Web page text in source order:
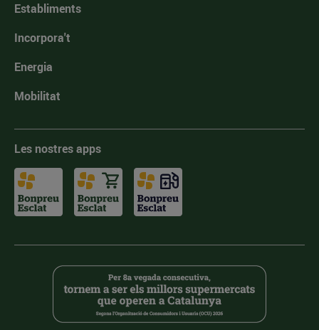
Establiments
Incorpora't
Energia
Mobilitat
Les nostres apps